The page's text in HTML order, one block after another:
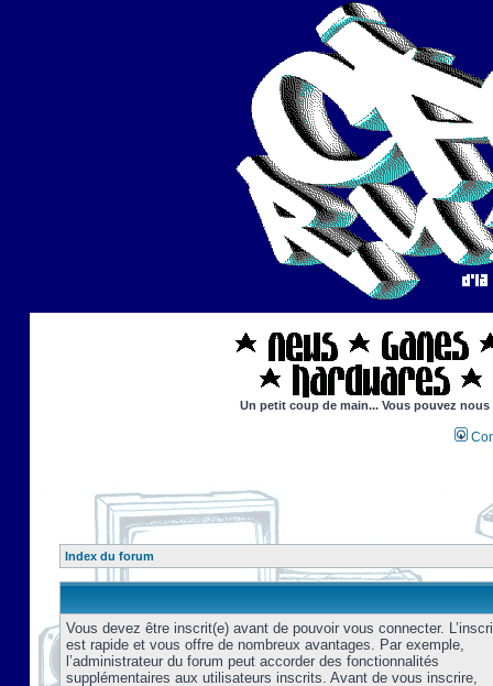
Un petit coup de main... Vous pouvez
Index du forum
Vous devez être inscrit(e) avant de pouvoir vous connecter.
est rapide et vous offre de nombreux avantages. Par exemple,
l’administrateur du forum peut accorder des fonctionnalités
supplémentaires aux utilisateurs inscrits. Avant de vous inscrire,